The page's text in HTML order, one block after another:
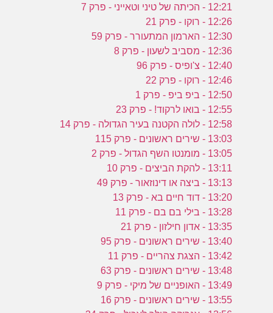
12:21 - הכיתה של טיני וטאייני - פרק 7
12:26 - רוקו - פרק 21
12:30 - הארמון המתעורר - פרק 59
12:36 - מסביב לשעון - פרק 8
12:40 - צ'ופיס - פרק 96
12:46 - רוקו - פרק 22
12:50 - ביפ ביפ - פרק 1
12:55 - בואו לרקוד! - פרק 23
12:58 - לולה הקטנה בעיר הגדולה - פרק 14
13:03 - שירים ראשונים - פרק 115
13:05 - מומנטו השף הגדול - פרק 2
13:11 - להקת הביצים - פרק 10
13:13 - ביצה או דינוזאור - פרק 49
13:20 - דוד חיים בא - פרק 13
13:28 - בילי בם בם - פרק 11
13:35 - אדון חילזון - פרק 21
13:40 - שירים ראשונים - פרק 95
13:42 - הצגת צהריים - פרק 11
13:48 - שירים ראשונים - פרק 63
13:49 - האופניים של מיקי - פרק 9
13:55 - שירים ראשונים - פרק 16